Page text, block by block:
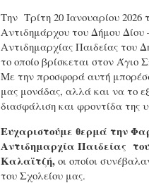
Την Τρίτη 20 Ιανουαρίου 2026
Αντιδημάρχου του Δήμου Δίου
Αντιδημαρχίας Παιδείας του
το οποίο βρίσκεται στον Άγιο
Με την προσφορά αυτή
μας μονάδας, αλλά και να το
διασφάλιση και φροντίδα της
Ευχαριστούμε θερμά την
Αντιδημαρχία Παιδείας
Καλαϊτζή, οι οποίοι
του Σχολείου μας.